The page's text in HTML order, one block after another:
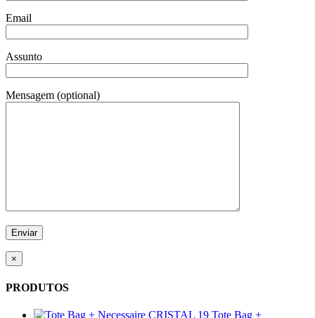
Email
Assunto
Mensagem (optional)
×
PRODUTOS
Tote Bag +